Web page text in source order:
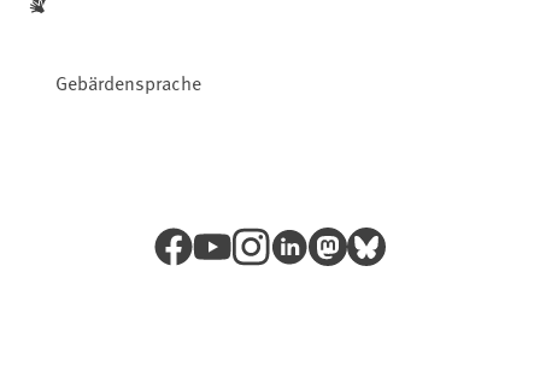
Gebärdensprache